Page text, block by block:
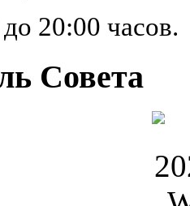
20:00 часов.
Совета